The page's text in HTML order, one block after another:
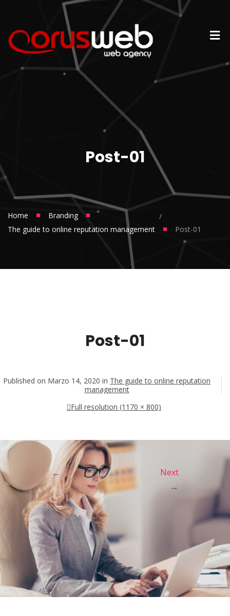
Post-01
Home ■ Branding ■
/
The guide to online reputation management
■ Post-01
Post-01
Published on Marzo 14, 2020 in The guide to online reputation
management
Full resolution (1170 × 800)
← Next
→